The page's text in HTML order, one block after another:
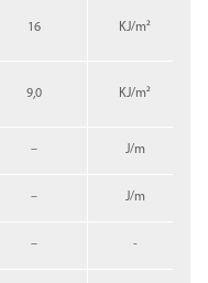
16 KJ/m²
9,0 KJ/m²
– J/m
– J/m
– -